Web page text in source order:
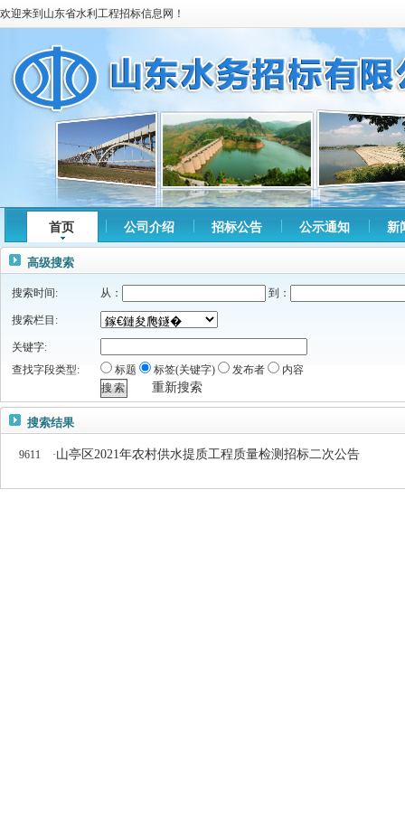
欢迎来到山东省水利工程招标信息网！
首页 公司介绍 招标公告 公示通知 新
高级搜索
搜索时间: 从： 到：
搜索栏目:
关键字:
查找字段类型:
标题 标签(关键字) 发布者 内容
重新搜索
搜索结果
9611 ·山亭区2021年农村供水提质工程质量检测招标二次公告